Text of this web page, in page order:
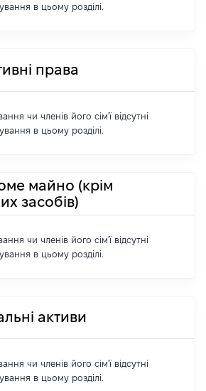
в цьому розділі.
права
чи членів його сім'ї відсутні
в цьому розділі.
майно (крім
засобів)
чи членів його сім'ї відсутні
в цьому розділі.
активи
чи членів його сім'ї відсутні
в цьому розділі.